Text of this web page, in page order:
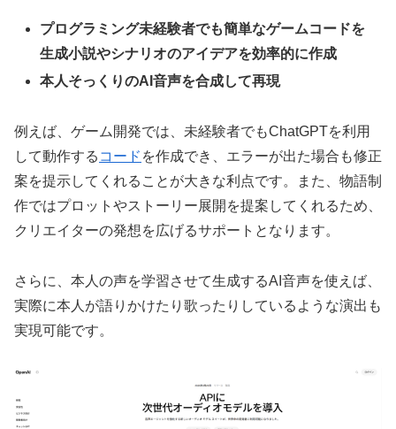
プログラミング未経験者でも簡単なゲームコードを
生成小説やシナリオのアイデアを効率的に作成
本人そっくりのAI音声を合成して再現
例えば、ゲーム開発では、未経験者でもChatGPTを利用
して動作する コード を作成でき、エラーが出た場合も修正
案を提示してくれることが大きな利点です。また、物語制
作ではプロットやストーリー展開を提案してくれるため、
クリエイターの発想を広げるサポートとなります。
さらに、本人の声を学習させて生成するAI音声を使えば、
実際に本人が語りかけたり歌ったりしているような演出も
実現可能です。